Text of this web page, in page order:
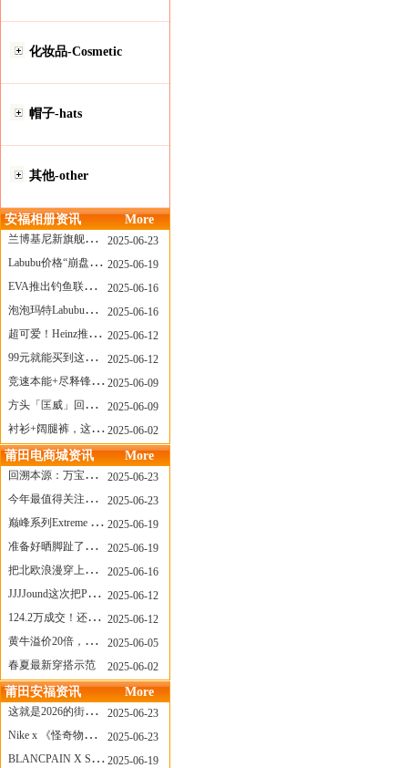
化妆品-Cosmetic
帽子-hats
其他-other
安福相册资讯 More
兰博基尼新旗舰曝光？这台顶级超跑或将在8月登场
2025-06-23
Labubu价格“崩盘”？618当日泡泡玛特预售补货量超200W！
2025-06-19
EVA推出钓鱼联名套装，初号机也能当“假饵”？
2025-06-16
泡泡玛特Labubu新品发售上演“拳王争霸”......
2025-06-16
超可爱！Heinz推出星之卡比合作款番茄酱！
2025-06-12
99元就能买到这样颜值的太阳镜？优衣库夏季墨镜系列
2025-06-12
竞速本能+尽释锋芒——罗杰杜彼Roger+Dubuis王者竞速系列飞返计时码表燃擎赛道
2025-06-09
方头「匡威」回归！日系简约里的小心思
2025-06-09
衬衫+阔腿裤，这样穿美出新高度！
2025-06-02
莆田电商城资讯 More
回溯本源：万宝龙推出明星系列都市灰腕表新作
2025-06-23
今年最值得关注的AF1！KOBE x AF1 明日发售
2025-06-23
巅峰系列Extreme Diver潜水腕表与Revival Diver复刻版潜水腕表共同推出“暗影款”新作
2025-06-19
准备好晒脚趾了吗？透明款 AF1 要回归了
2025-06-19
把北欧浪漫穿上脚，Cecilie Bahnsen x ASICS
2025-06-16
JJJJound这次把PUMA改得好安静
2025-06-12
124.2万成交！还有什么是Labubu做不到的？
2025-06-12
黄牛溢价20倍，「Labubu」3.0市价大盘点！假货比正品还贵...
2025-06-05
春夏最新穿搭示范
2025-06-02
莆田安福资讯 More
这就是2026的街头感！Prada新包我先爱了
2025-06-23
Nike x 《怪奇物语》联名回归，终于轮到这双热门款了！
2025-06-23
BLANCPAIN X SWATCH联名款 BIOCERAMIC SCUBA FIFTY FATHOMS 系列推出全新 GREEN ABYSS（碧波洋）腕表
2025-06-19